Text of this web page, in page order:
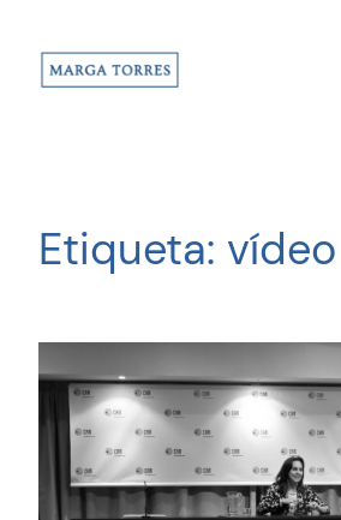
contenido
Etiqueta: vídeo